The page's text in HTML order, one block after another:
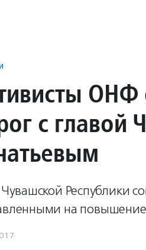
ОНФ
с
Чувашской Республики
на повышение